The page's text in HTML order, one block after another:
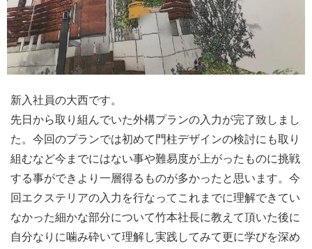
新入社員の大西です。
先日から取り組んでいた外構プランの入力が完了致しまし
た。 今回のプランでは初めて門柱デザインの検討にも取り
組むなど今ま でにはない事や難易度が上がったものに挑戦
する事ができより一層得るものが多かったと思います。 今
回エクステリアの入力を行なってこれまでに理解できてい
なかった細かな部分について竹本社長に教えて頂いた後に
自分なりに噛み砕いて理解し実践してみて更に学びを深め